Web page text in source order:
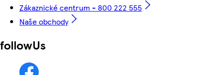
Zákaznické centrum - 800 222 555
Naše obchody
followUs